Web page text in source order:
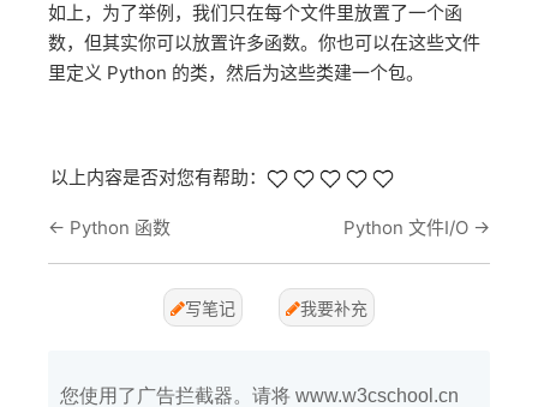
如上，为了举例，我们只在每个文件里放置了一个函
数，但其实你可以放置许多函数。你也可以在这些文件
里定义 Python 的类，然后为这些类建一个包。
以上内容是否对您有帮助：
← Python 函数 Python 文件I/O →
写笔记 我要补充
您使用了广告拦截器。请将 www.w3cschool.cn